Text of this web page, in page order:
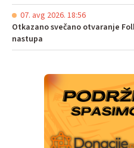
07. avg 2026. 18:56
Otkazano svečano otvaranje
nastupa